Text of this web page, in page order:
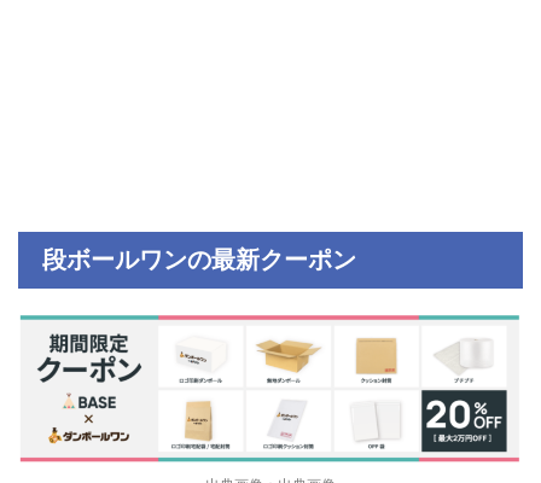
段ボールワンの最新クーポン